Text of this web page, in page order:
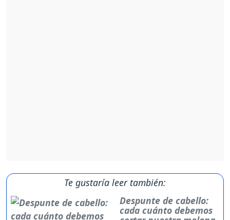
Te gustaría leer también:
Despunte de cabello:
cada cuánto debemos